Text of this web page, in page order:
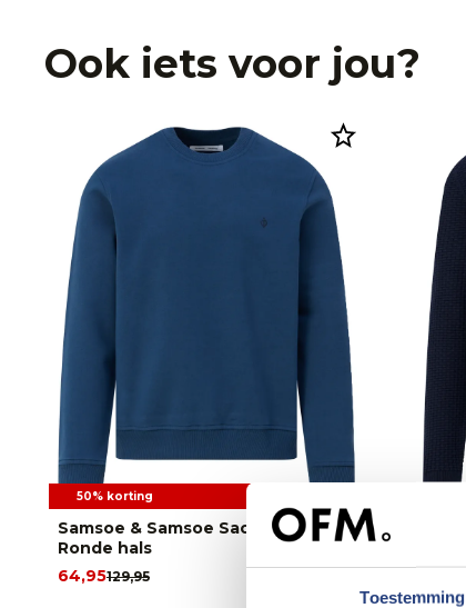
Toestemming
Ook iets voor jou?
50% korting
Samsoe & Samsoe Saotto Trui
Ronde hals
129,95
64,95